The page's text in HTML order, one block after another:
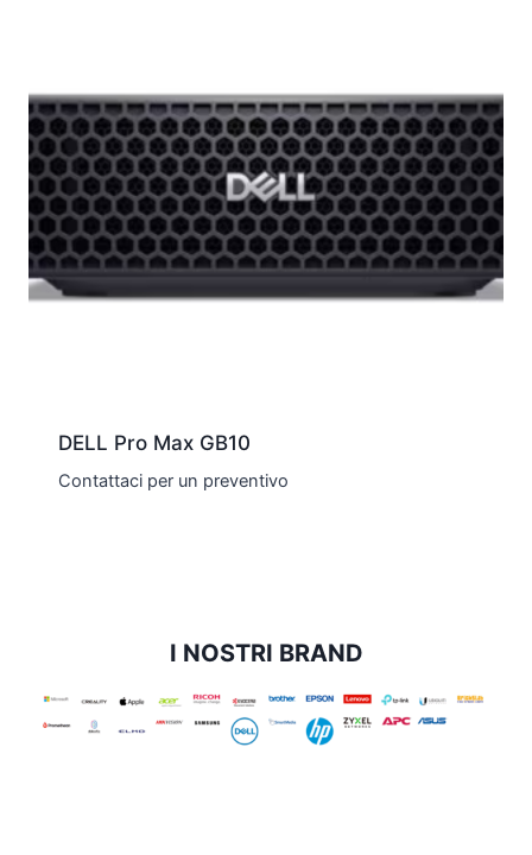
DELL Pro Max GB10
Contattaci per un preventivo
I NOSTRI BRAND